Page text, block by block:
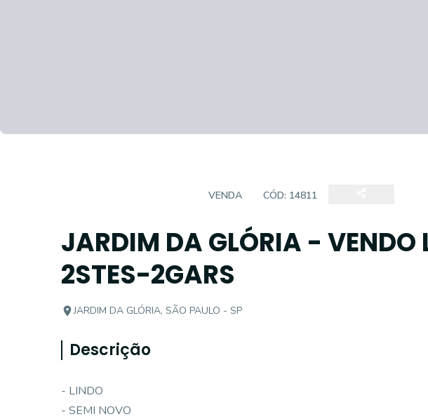
VENDA CÓD: 14811
JARDIM DA GLÓRIA - VENDO
2STES-2GARS
JARDIM DA GLÓRIA, SÃO PAULO - SP
Descrição
- LINDO
- SEMI NOVO